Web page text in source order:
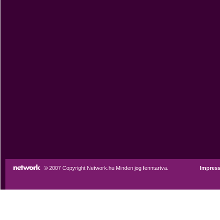
© 2007 Copyright Network.hu Minden jog fenntartva.